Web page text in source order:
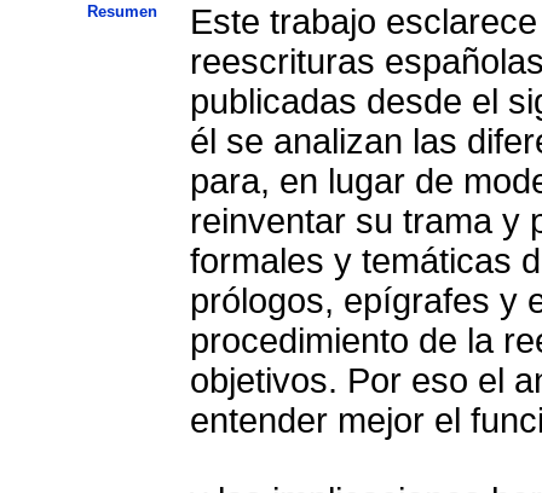
Resumen
Este trabajo
reescrituras
publicadas desde el
él se analizan las
para, en lugar de
reinventar su trama y
formales y temáticas
prólogos, epígrafes y
procedimiento de la
objetivos. Por eso el
entender mejor el